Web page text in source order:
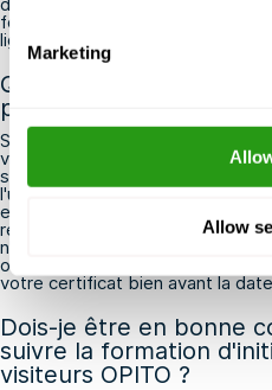
Marketing
Allow
formation avant de supposer
ligne sera acceptée.
Que se passe-t-il si
port sans certificat VSTI
Sans un certificat OPITO de
visiteurs en cours de validité,
sera très certainement refusé,
l'urgence de votre visite. Les
et contractuelle de s'assurer
respecte les normes minimales
n'est généralement accordée.
ou l'annulation de votre visite,
votre certificat bien avant la
Dois-je être en bonne
suivre la formation
visiteurs OPITO ?